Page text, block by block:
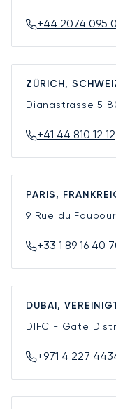
+44 2074 095
ZÜRICH,
Dianastrasse 5
+41 44 810 12 12
PARIS,
9 Rue du
+33 1 89 16 40
DUBAI,
DIFC - Gate
+971 4 227